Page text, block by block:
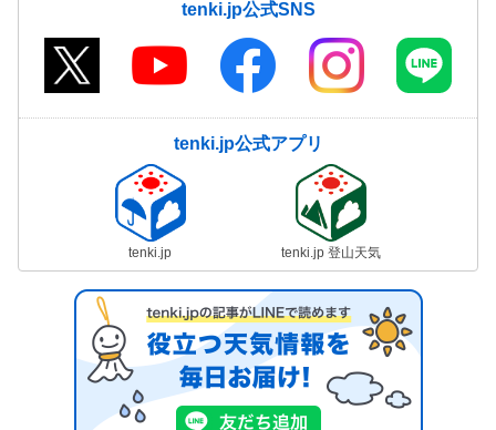
tenki.jp公式SNS
tenki.jp公式アプリ
tenki.jp tenki.jp 登山天気